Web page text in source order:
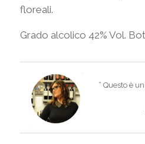
floreali.
Grado alcolico 42% Vol.
“ Questo è un